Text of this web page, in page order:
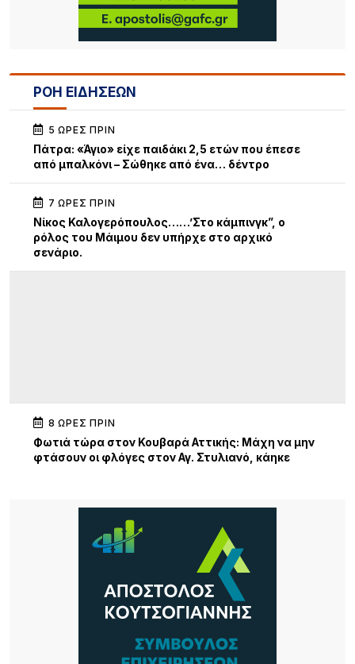
ΡΟΗ ΕΙΔΗΣΕΩΝ
5 ΏΡΕΣ ΠΡΙΝ
Πάτρα: «Άγιο» είχε παιδάκι 2,5 ετών που έπεσε
από μπαλκόνι – Σώθηκε από ένα… δέντρο
7 ΏΡΕΣ ΠΡΙΝ
Νίκος Καλογερόπουλος……’Στο κάμπινγκ”, ο
ρόλος του Μάιμου δεν υπήρχε στο αρχικό
σενάριο.
8 ΏΡΕΣ ΠΡΙΝ
Φωτιά τώρα στον Κουβαρά Αττικής: Μάχη να μην
φτάσουν οι φλόγες στον Αγ. Στυλιανό, κάηκε
8 ΏΡΕΣ ΠΡΙΝ
Ειδικό Ηλεκτρονικό Μητρώο για τα Πολιτιστικά
Σωματεία Β. Αιγαίου
8 ΏΡΕΣ ΠΡΙΝ
Πολιτιστικός Σύλλογος Νέας Κούταλης
«Νόστος»: Αναβίωση της παραδοσιακής
Πέμπτη 13 Αυγούστου, 19:30 .